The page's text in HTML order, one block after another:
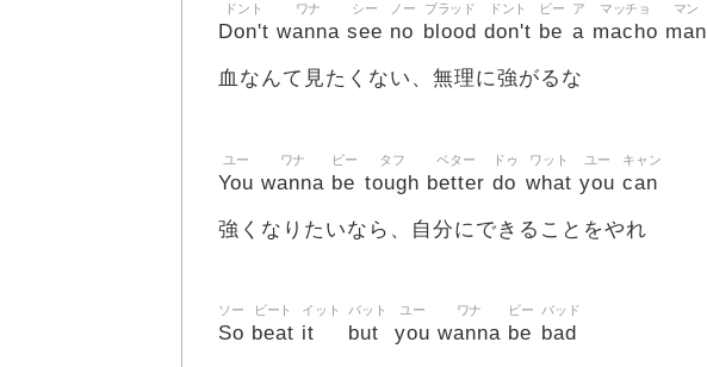
Don't
ドント
wanna
ワナ
see
シー
no
ノー
blood
ブラッド
don't
ドント
be
ビー
a
ア
macho
マッチョ
man
マン
血なんて見たくない、無理に強がるな
You
ユー
wanna
ワナ
be
ビー
tough
タフ
better
ベター
do
ドゥ
what
ワット
you
ユー
can
キャン
強くなりたいなら、自分にできることをやれ
So
ソー
beat
ビート
it
イット
but
バット
you
ユー
wanna
ワナ
be
ビー
bad
バッド